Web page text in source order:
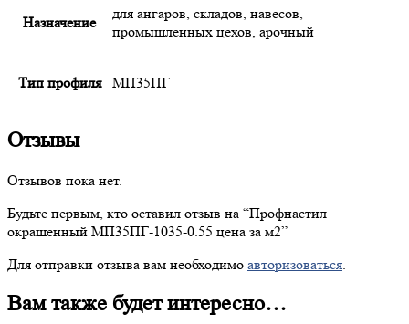
Назначение
для ангаров, складов, навесов,
промышленных цехов, арочный
Тип профиля МП35ПГ
Отзывы
Отзывов пока нет.
Будьте первым, кто оставил отзыв на “Профнастил
окрашенный МП35ПГ-1035-0.55 цена за м2”
Для отправки отзыва вам необходимо авторизоваться
Вам также будет интересно…